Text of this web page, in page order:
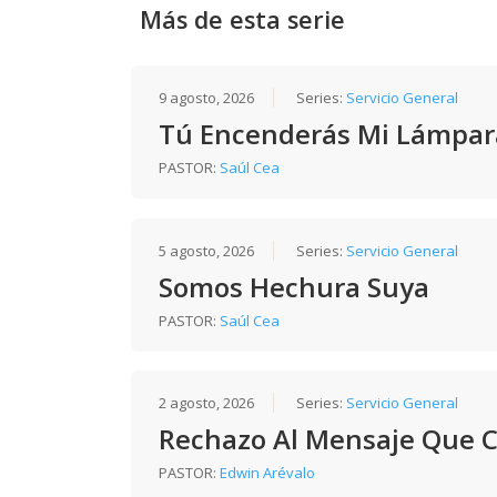
Más de esta serie
9 agosto, 2026 Series: Servicio General
Tú Encenderás Mi
PASTOR: Saúl Cea
5 agosto, 2026 Series: Servicio General
Somos Hechura Suya
PASTOR: Saúl Cea
2 agosto, 2026 Series: Servicio General
Rechazo Al Mensaje Que
PASTOR:Edwin Arévalo